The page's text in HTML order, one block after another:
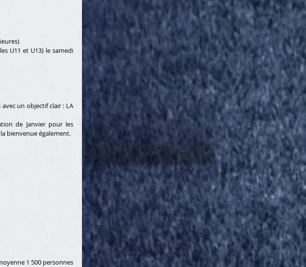
U11 et U13) le samedi
un objectif clair : LA
de Janvier pour les
1 500 personnes